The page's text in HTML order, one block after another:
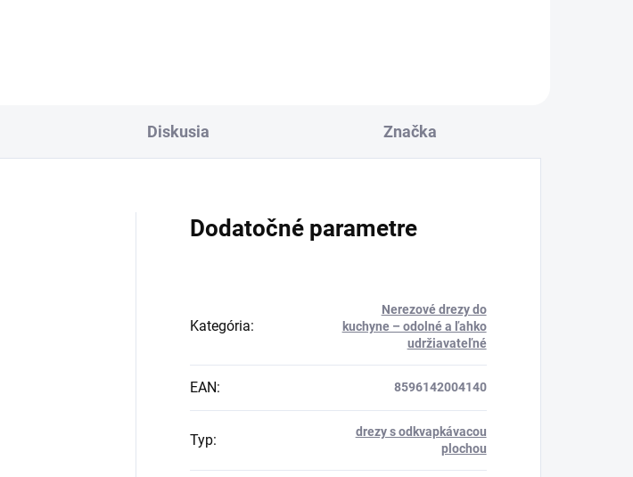
Diskusia Značka
Dodatočné parametre
Kategória:
Nerezové drezy do
kuchyne – odolné a ľahko
udržiavateľné
EAN: 8596142004140
Typ:
drezy s odkvapkávacou
plochou